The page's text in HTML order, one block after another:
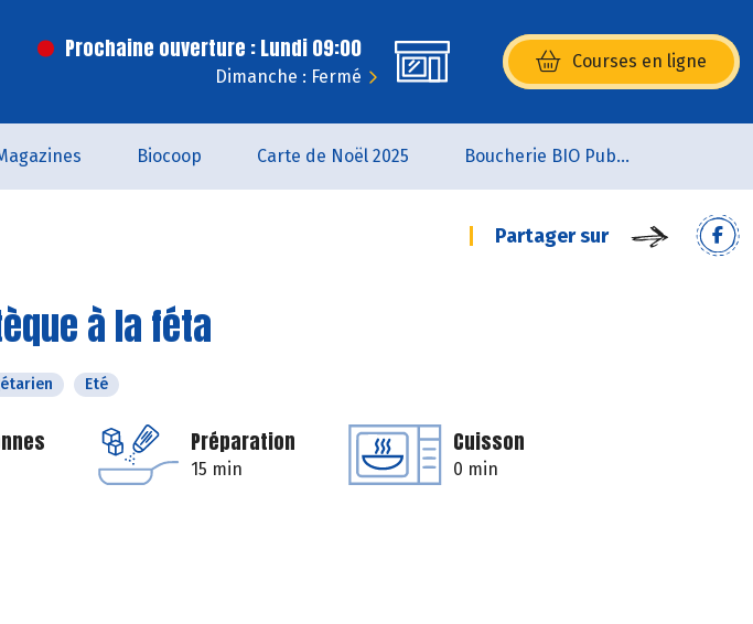
Prochaine ouverture : Lundi 09:00
Dimanche : Fermé
Courses en ligne
(s’ouvre dans une nouvelle
Biocoop Carte de Noël 2025 Boucherie BIO Publier
Partager sur
à la féta
Eté
Préparation
15 min
Cuisson
0 min